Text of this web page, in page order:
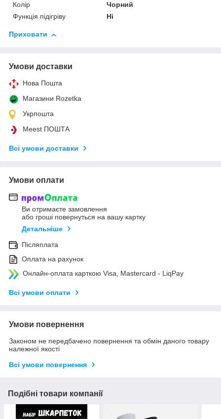
Колір
Чорний
Функція підігріву
Ні
Приховати
Умови доставки
Нова Пошта
Магазини Rozetka
Укрпошта
Meest ПОШТА
Всі умови доставки
Умови оплати
Ви отримаєте замовлення
або гроші повернуться на вашу картку
Детальніше
Післяплата
Оплата на рахунок
Онлайн-оплата карткою Visa, Mastercard - LiqPay
Всі умови оплати
Умови повернення
Законом не передбачено повернення та обмін даного товару
належної якості
Всі умови повернення
Подібні товари компанії